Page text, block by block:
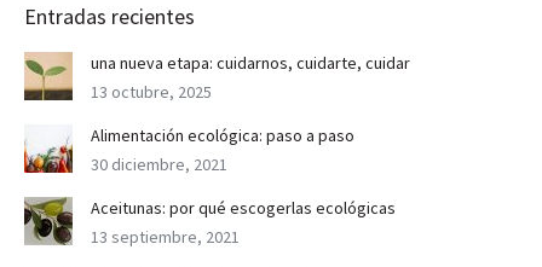
Entradas recientes
una nueva etapa: cuidarnos, cuidarte, cuidar
13 octubre, 2025
Alimentación ecológica: paso a paso
30 diciembre, 2021
Aceitunas: por qué escogerlas ecológicas
13 septiembre, 2021